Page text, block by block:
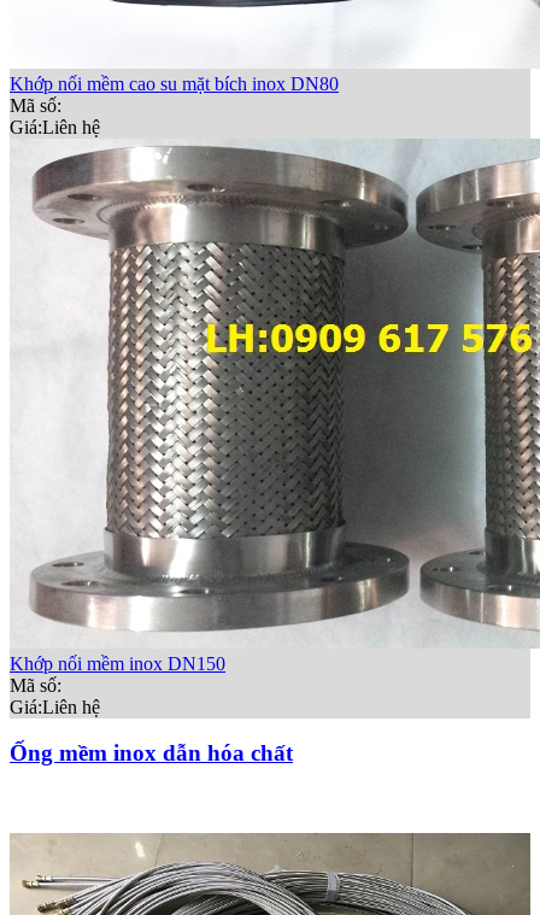
Khớp nối mềm cao su mặt bích inox DN80
Mã số:
Giá:Liên hệ
Khớp nối mềm inox DN150
Mã số:
Giá:Liên hệ
Ống mềm inox dẫn hóa chất